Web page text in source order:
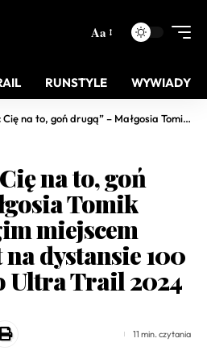
Aa
RUNSTYLE WYWIADY
– Małgosia Tomik wraca z drugim miejscem wśród kobiet na dystansie 100 mil Adamello Ultra Trail 2024
na to, goń
Tomik
miejscem
dystansie 100
Ultra Trail 2024
11 min. czytania